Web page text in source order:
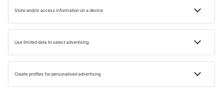
Małgorzata Filek